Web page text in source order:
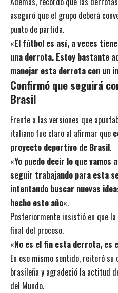
aseguró que el grupo deberá
punto de partida.
«El fútbol es así, a veces
una derrota. Estoy bastante
manejar esta derrota con un
Confirmó que seguirá
Brasil
Frente a las versiones que
italiano fue claro al afirmar que
proyecto deportivo de Brasil.
«Yo puedo decir lo que vamos
seguir trabajando para esta
intentando buscar nuevas
hecho este año«.
Posteriormente insistió en que
final del proceso.
«No es el fin esta derrota, es
En ese mismo sentido, reiteró su
brasileña y agradeció la actitud
del Mundo.